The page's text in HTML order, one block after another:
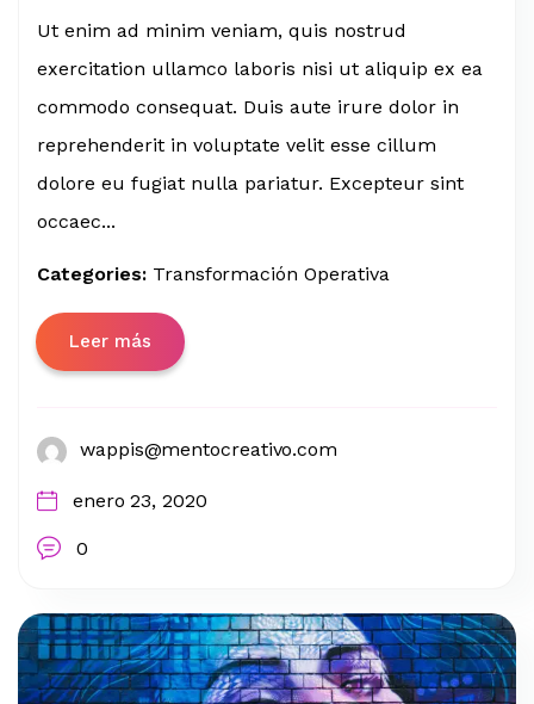
Ut enim ad minim veniam, quis nostrud
exercitation ullamco laboris nisi ut aliquip ex ea
commodo consequat. Duis aute irure dolor in
reprehenderit in voluptate velit esse cillum
dolore eu fugiat nulla pariatur. Excepteur sint
occaec...
Categories: Transformación Operativa
Leer más
wappis@mentocreativo.com
enero 23, 2020
0